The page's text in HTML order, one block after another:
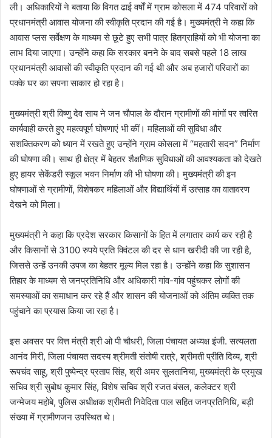
ली। अधिकारियों ने बताया कि विगत ढाई वर्षों में ग्राम कोसला में 474 परिवारों को
प्रधानमंत्री आवास योजना की स्वीकृति प्रदान की गई है। मुख्यमंत्री ने कहा कि
आवास प्लस सर्वेक्षण के माध्यम से छूटे हुए सभी पात्र हितग्राहियों को भी योजना का
लाभ दिया जाएगा। उन्होंने कहा कि सरकार बनने के बाद सबसे पहले 18 लाख
प्रधानमंत्री आवासों की स्वीकृति प्रदान की गई थी और अब हजारों परिवारों का
पक्के घर का सपना साकार हो रहा है।
मुख्यमंत्री श्री विष्णु देव साय ने जन चौपाल के दौरान ग्रामीणों की मांगों पर त्वरित
कार्यवाही करते हुए महत्वपूर्ण घोषणाएं भी कीं। महिलाओं की सुविधा और
सशक्तिकरण को ध्यान में रखते हुए उन्होंने ग्राम कोसला में “महतारी सदन” निर्माण
की घोषणा की। साथ ही क्षेत्र में बेहतर शैक्षणिक सुविधाओं की आवश्यकता को देखते
हुए हायर सेकेंडरी स्कूल भवन निर्माण की भी घोषणा की। मुख्यमंत्री की इन
घोषणाओं से ग्रामीणों, विशेषकर महिलाओं और विद्यार्थियों में उत्साह का वातावरण
देखने को मिला।
मुख्यमंत्री ने कहा कि प्रदेश सरकार किसानों के हित में लगातार कार्य कर रही है
और किसानों से 3100 रुपये प्रति क्विंटल की दर से धान खरीदी की जा रही है,
जिससे उन्हें उनकी उपज का बेहतर मूल्य मिल रहा है। उन्होंने कहा कि सुशासन
तिहार के माध्यम से जनप्रतिनिधि और अधिकारी गांव-गांव पहुंचकर लोगों की
समस्याओं का समाधान कर रहे हैं और शासन की योजनाओं को अंतिम व्यक्ति तक
पहुंचाने का प्रयास किया जा रहा है।
इस अवसर पर वित्त मंत्री श्री ओ पी चौधरी, जिला पंचायत अध्यक्ष इंजी. सत्यलता
आनंद मिरी, जिला पंचायत सदस्य श्रीमती संतोषी रात्रे, श्रीमती प्रीति दिव्य, श्री
रूपचंद साहू, श्री पुष्पेन्द्र प्रताप सिंह, श्री अमर सुलतानिया, मुख्यमंत्री के प्रमुख
सचिव श्री सुबोध कुमार सिंह, विशेष सचिव श्री रजत बंसल, कलेक्टर श्री
जन्मेजय महोबे, पुलिस अधीक्षक श्रीमती निवेदिता पाल सहित जनप्रतिनिधि, बड़ी
संख्या में ग्रामीणजन उपस्थित थे।